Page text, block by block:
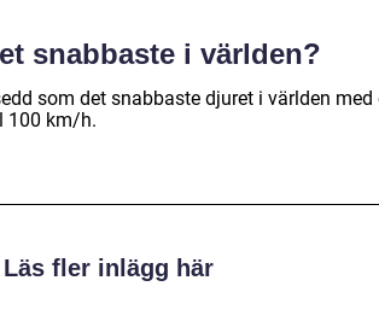
snabbaste i världen?
som det snabbaste djuret i världen med
100 km/h.
Läs fler inlägg här